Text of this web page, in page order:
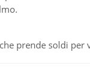
prende soldi